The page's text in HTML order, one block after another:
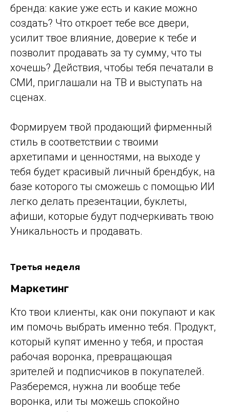
бренда: какие уже есть и какие можно
создать? Что откроет тебе все двери,
усилит твое влияние, доверие к тебе и
позволит продавать за ту сумму, что ты
хочешь? Действия, чтобы тебя печатали в
СМИ, приглашали на ТВ и выступать на
сценах.
Формируем твой продающий фирменный
стиль в соответствии с твоими
архетипами и ценностями, на выходе у
тебя будет красивый личный брендбук, на
базе которого ты сможешь с помощью ИИ
легко делать презентации, буклеты,
афиши, которые будут подчеркивать твою
Уникальность и продавать.
Третья неделя
Маркетинг
Кто твои клиенты, как они покупают и как
им помочь выбрать именно тебя. Продукт,
который купят именно у тебя, и простая
рабочая воронка, превращающая
зрителей и подписчиков в покупателей.
Разберемся, нужна ли вообще тебе
воронка, или ты можешь спокойно